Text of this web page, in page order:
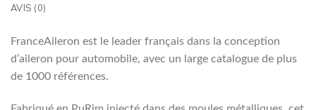
AVIS (0)
FranceAileron est le leader français dans la conception
d’aileron pour automobile, avec un large catalogue de plus
de 1000 références.